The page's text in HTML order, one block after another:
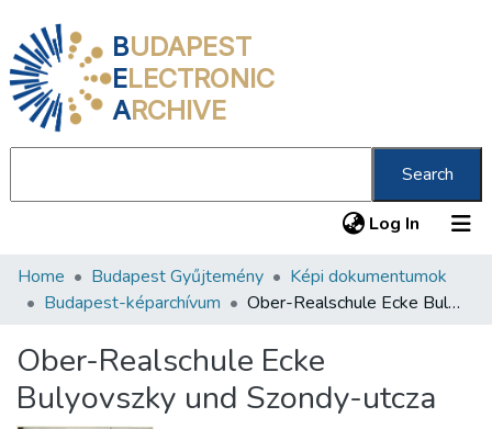
BUDAPEST
ELECTRONIC
ARCHIVE
Search
Log In (current)
Communities & Collections
Statistics
About us
Home Budapest Gyűjtemény
Képi dokumentumok
Budapest-képarchívum
Ober-Realschule Ecke Bulyovszky und Szondy-utcza
Ober-Realschule Ecke
Bulyovszky und Szondy-utcza